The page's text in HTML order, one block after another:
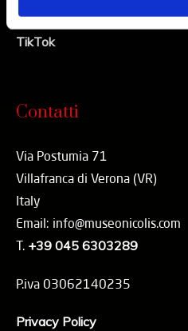
Youtube
TikTok
Contatti
Via Postumia 71
Villafranca di Verona (VR)
Italy
Email: info@museonicolis.com
T. +39 045 6303289
P.iva 03062140235
Privacy Policy